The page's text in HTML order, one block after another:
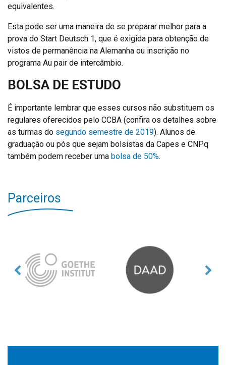
equivalentes.
Esta pode ser uma maneira de se preparar melhor para a
prova do Start Deutsch 1, que é exigida para obtenção de
vistos de permanência na Alemanha ou inscrição no
programa Au pair de intercâmbio.
BOLSA DE ESTUDO
É importante lembrar que esses cursos não substituem os
regulares oferecidos pelo CCBA (confira os detalhes sobre
as turmas do segundo semestre de 2019). Alunos de
graduação ou pós que sejam bolsistas da Capes e CNPq
também podem receber uma bolsa de 50%.
Parceiros